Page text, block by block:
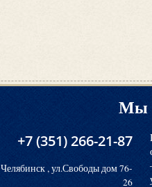
Мы
+7 (351) 266-21-87
Челябинск , ул.Свободы дом 76-
26